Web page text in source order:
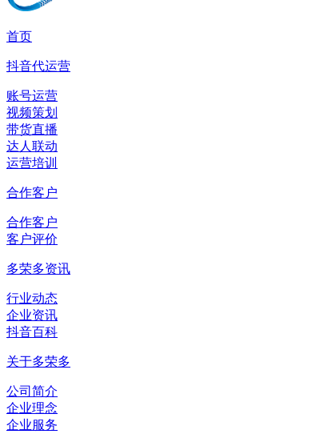
首页
抖音代运营
账号运营
视频策划
带货直播
达人联动
运营培训
合作客户
合作客户
客户评价
多荣多资讯
行业动态
企业资讯
抖音百科
关于多荣多
公司简介
企业理念
企业服务